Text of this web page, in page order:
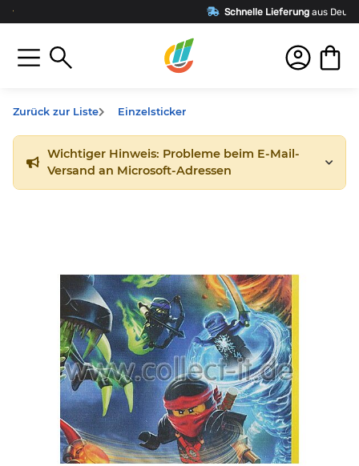
Schnelle Lieferungaus Deutschland
Zurück zur Liste Einzelsticker
Wichtiger Hinweis: Probleme beim E-Mail-
Versand an Microsoft-Adressen